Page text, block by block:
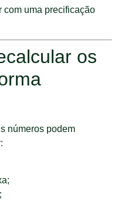
com uma precificação
os
números podem